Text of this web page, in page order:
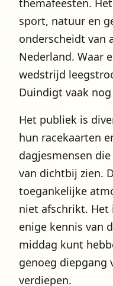
themafeesten.
sport, natuur en
onderscheidt van
Nederland. Waar
wedstrijd
Duindigt vaak
Het publiek is
hun racekaarten
dagjesmensen
van dichtbij zien.
toegankelijke
niet afschrikt. Het
enige kennis van
middag kunt
genoeg diepgang
verdiepen.